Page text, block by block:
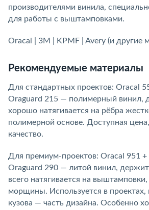
производителями винила,
для работы с выштамповками.
Oracal | 3M | KPMF | Avery (и другие
Рекомендуемые материалы
Для стандартных проектов: Oracal
Oraguard 215 — полимерный винил,
хорошо натягивается на рёбра
полимерной основе. Доступная
качество.
Для премиум-проектов: Oracal 951
Oraguard 290 — литой винил,
всего натягивается на выштамповки,
морщины. Используется в проектах,
кузова — часть дизайна. Особенно